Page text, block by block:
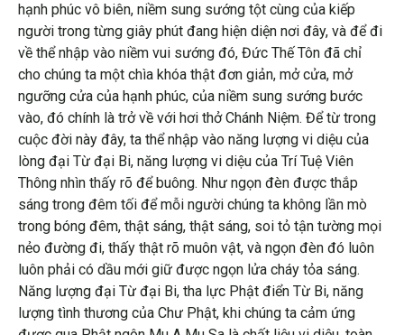
hạnh phúc vô biên, niềm sung sướng tột cùng của kiếp
người trong từng giây phút đang hiện diện nơi đây, và để đi
về thể nhập vào niềm vui sướng đó, Đức Thế Tôn đã chỉ
cho chúng ta một chìa khóa thật đơn giản, mở cửa, mở
ngưỡng cửa của hạnh phúc, của niềm sung sướng bước
vào, đó chính là trở về với hơi thở Chánh Niệm. Để từ trong
cuộc đời này đây, ta thể nhập vào năng lượng vi diệu của
lòng đại Từ đại Bi, năng lượng vi diệu của Trí Tuệ Viên
Thông nhìn thấy rõ để buông. Như ngọn đèn được thắp
sáng trong đêm tối để mỗi người chúng ta không lần mò
trong bóng đêm, thật sáng, thật sáng, soi tỏ tận tường mọi
nẻo đường đi, thấy thật rõ muôn vật, và ngọn đèn đó luôn
luôn phải có dầu mới giữ được ngọn lửa cháy tỏa sáng.
Năng lượng đại Từ đại Bi, tha lực Phật điển Từ Bi, năng
lượng tình thương của Chư Phật, khi chúng ta cảm ứng